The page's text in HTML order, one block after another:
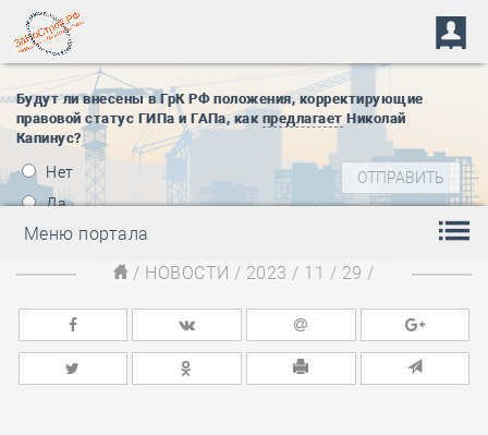
Будут ли внесены в ГрК РФ положения, корректирующие
правовой статус ГИПа и ГАПа, как предлагает Николай
Капинус?
Нет
Да
Меню портала
/ НОВОСТИ / 2023 / 11 / 29 /